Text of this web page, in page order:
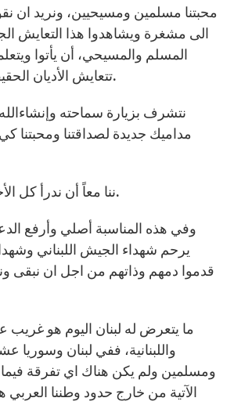
محبتنا مسلمين ومسيحيين، ونريد ان
الى مشغرة ويشاهدوا هذا التعايش
المسلم والمسيحي، أن يأتوا
تتعايش الأديان الحقيقية التي نؤمن بها.
نتشرف بزيارة سماحته وإنشاءالله
مداميك جديدة لصداقتنا ومحبتنا كي
ننا معاً أن ندرأ كل الأخطار المحيطة بنا.
وفي هذه المناسبة أصلي وأرفع
يرحم شهداء الجيش اللبناني
قدموا دمهم وذاتهم من اجل ان نبقى
ما يتعرض له لبنان اليوم هو غريب عن
واللبنانية، ففي لبنان وسوريا
ومسلمين ولم يكن هناك اي تفرقة فيما
الآتية من خارج حدود وطننا